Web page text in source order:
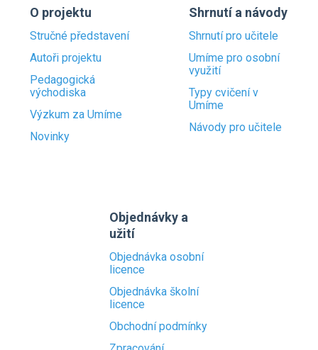
O projektu
Stručné představení
Autoři projektu
Pedagogická
východiska
Výzkum za Umíme
Novinky
Shrnutí a návody
Shrnutí pro učitele
Umíme pro osobní
využití
Typy cvičení v
Umíme
Návody pro učitele
Objednávky a
užití
Objednávka osobní
licence
Objednávka školní
licence
Obchodní podmínky